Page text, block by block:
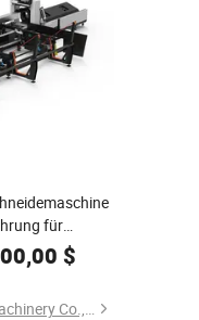
für
von Edelstahl,
Kupfer,
$
Jinan Gold Mark Cnc Machinery Co., Ltd.